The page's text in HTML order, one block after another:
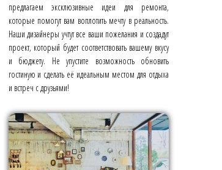
предлагаем эксклюзивные идеи для ремонта,
которые помогут вам воплотить мечту в реальность.
Наши дизайнеры учтут все ваши пожелания и создадут
проект, который будет соответствовать вашему вкусу
и бюджету. Не упустите возможность обновить
гостиную и сделать её идеальным местом для отдыха
и встреч с друзьями!